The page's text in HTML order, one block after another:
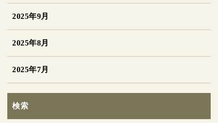
2025年9月
2025年8月
2025年7月
検索